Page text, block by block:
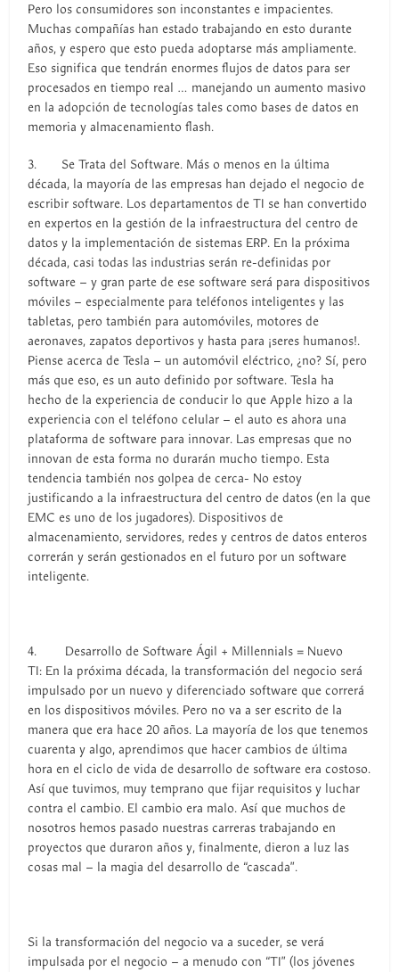
Pero los consumidores son inconstantes e impacientes.
Muchas compañías han estado trabajando en esto durante
años, y espero que esto pueda adoptarse más ampliamente.
Eso significa que tendrán enormes flujos de datos para ser
procesados en tiempo real … manejando un aumento masivo
en la adopción de tecnologías tales como bases de datos en
memoria y almacenamiento flash.
3. Se Trata del Software. Más o menos en la última
década, la mayoría de las empresas han dejado el negocio de
escribir software. Los departamentos de TI se han convertido
en expertos en la gestión de la infraestructura del centro de
datos y la implementación de sistemas ERP. En la próxima
década, casi todas las industrias serán re-definidas por
software – y gran parte de ese software será para dispositivos
móviles – especialmente para teléfonos inteligentes y las
tabletas, pero también para automóviles, motores de
aeronaves, zapatos deportivos y hasta para ¡seres humanos!.
Piense acerca de Tesla – un automóvil eléctrico, ¿no? Sí, pero
más que eso, es un auto definido por software. Tesla ha
hecho de la experiencia de conducir lo que Apple hizo a la
experiencia con el teléfono celular – el auto es ahora una
plataforma de software para innovar. Las empresas que no
innovan de esta forma no durarán mucho tiempo. Esta
tendencia también nos golpea de cerca- No estoy
justificando a la infraestructura del centro de datos (en la que
EMC es uno de los jugadores). Dispositivos de
almacenamiento, servidores, redes y centros de datos enteros
correrán y serán gestionados en el futuro por un software
inteligente.
4. Desarrollo de Software Ágil + Millennials = Nuevo
TI: En la próxima década, la transformación del negocio será
impulsado por un nuevo y diferenciado software que correrá
en los dispositivos móviles. Pero no va a ser escrito de la
manera que era hace 20 años. La mayoría de los que tenemos
cuarenta y algo, aprendimos que hacer cambios de última
hora en el ciclo de vida de desarrollo de software era costoso.
Así que tuvimos, muy temprano que fijar requisitos y luchar
contra el cambio. El cambio era malo. Así que muchos de
nosotros hemos pasado nuestras carreras trabajando en
proyectos que duraron años y, finalmente, dieron a luz las
cosas mal – la magia del desarrollo de “cascada”.
Si la transformación del negocio va a suceder, se verá
impulsada por el negocio – a menudo con “TI” (los jóvenes